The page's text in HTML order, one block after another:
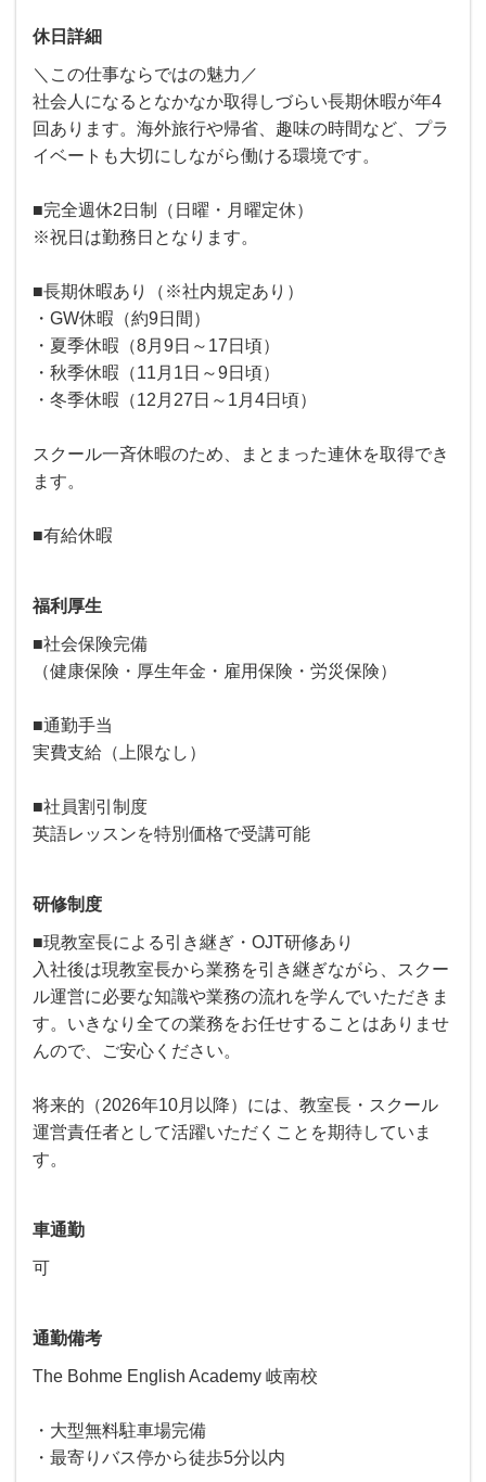
休日詳細
＼この仕事ならではの魅力／
社会人になるとなかなか取得しづらい長期休暇が年4
回あります。海外旅行や帰省、趣味の時間など、プラ
イベートも大切にしながら働ける環境です。
■完全週休2日制（日曜・月曜定休）
※祝日は勤務日となります。
■長期休暇あり（※社内規定あり）
・GW休暇（約9日間）
・夏季休暇（8月9日～17日頃）
・秋季休暇（11月1日～9日頃）
・冬季休暇（12月27日～1月4日頃）
スクール一斉休暇のため、まとまった連休を取得でき
ます。
■有給休暇
福利厚生
■社会保険完備
（健康保険・厚生年金・雇用保険・労災保険）
■通勤手当
実費支給（上限なし）
■社員割引制度
英語レッスンを特別価格で受講可能
研修制度
■現教室長による引き継ぎ・OJT研修あり
入社後は現教室長から業務を引き継ぎながら、スクー
ル運営に必要な知識や業務の流れを学んでいただきま
す。いきなり全ての業務をお任せすることはありませ
んので、ご安心ください。
将来的（2026年10月以降）には、教室長・スクール
運営責任者として活躍いただくことを期待していま
す。
車通勤
可
通勤備考
The Bohme English Academy 岐南校
・大型無料駐車場完備
・最寄りバス停から徒歩5分以内